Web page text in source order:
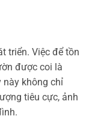
triển. Việc để tồn
được coi là
này không chỉ
tiêu cực, ảnh